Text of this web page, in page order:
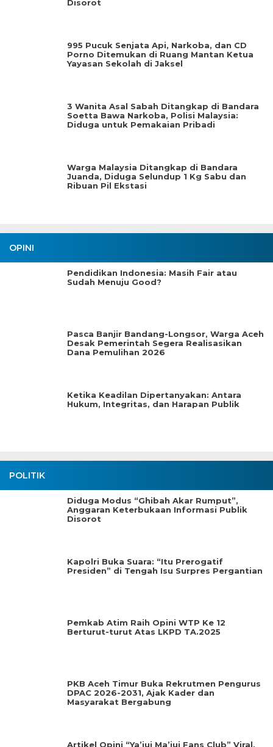
Disorot
995 Pucuk Senjata Api, Narkoba, dan CD
Porno Ditemukan di Ruang Mantan Ketua
Yayasan Sekolah di Jaksel
3 Wanita Asal Sabah Ditangkap di Bandara
Soetta Bawa Narkoba, Polisi Malaysia:
Diduga untuk Pemakaian Pribadi
Warga Malaysia Ditangkap di Bandara
Juanda, Diduga Selundup 1 Kg Sabu dan
Ribuan Pil Ekstasi
OPINI
Pendidikan Indonesia: Masih Fair atau
Sudah Menuju Good?
Pasca Banjir Bandang-Longsor, Warga Aceh
Desak Pemerintah Segera Realisasikan
Dana Pemulihan 2026
Ketika Keadilan Dipertanyakan: Antara
Hukum, Integritas, dan Harapan Publik
POLITIK
Diduga Modus “Ghibah Akar Rumput”,
Anggaran Keterbukaan Informasi Publik
Disorot
Kapolri Buka Suara: “Itu Prerogatif
Presiden” di Tengah Isu Surpres Pergantian
Pemkab Atim Raih Opini WTP Ke 12
Berturut-turut Atas LKPD TA.2025
PKB Aceh Timur Buka Rekrutmen Pengurus
DPAC 2026-2031, Ajak Kader dan
Masyarakat Bergabung
Artikel Opini “Ya’juj Ma’juj Fans Club” Viral,